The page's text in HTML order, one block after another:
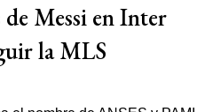
Messi en Inter
la MLS